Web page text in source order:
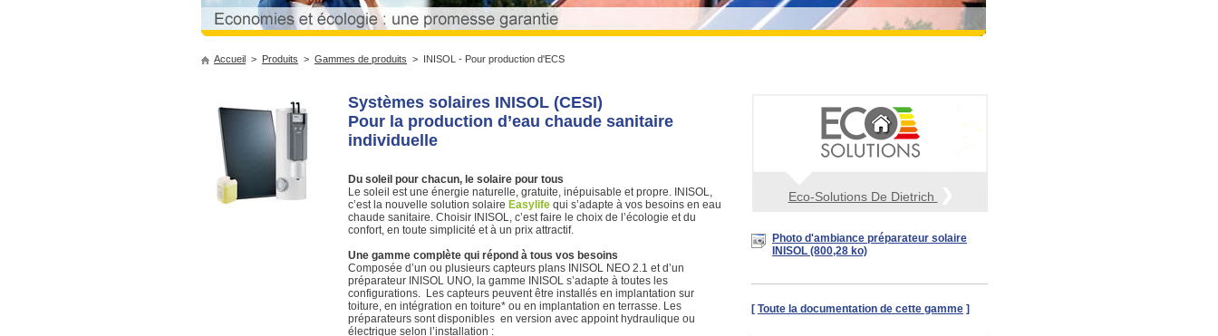
Accueil > Produits > Gammes de produits > INISOL - Pour production d'ECS
Systèmes solaires INISOL (CESI)
Pour la production d’eau chaude sanitaire
individuelle
Du soleil pour chacun, le solaire pour tous
Le soleil est une énergie naturelle, gratuite, inépuisable et propre. INISOL,
c’est la nouvelle solution solaire Easylife qui s’adapte à vos besoins en eau
chaude sanitaire. Choisir INISOL, c’est faire le choix de l’écologie et du
confort, en toute simplicité et à un prix attractif.
Une gamme complète qui répond à tous vos besoins
Composée d’un ou plusieurs capteurs plans INISOL NEO 2.1 et d’un
préparateur INISOL UNO, la gamme INISOL s’adapte à toutes les
configurations. Les capteurs peuvent être installés en implantation sur
toiture, en intégration en toiture* ou en implantation en terrasse. Les
préparateurs sont disponibles en version avec appoint hydraulique ou
électrique selon l’installation :
Eco-Solutions De Dietrich
Photo d'ambiance préparateur solaire
INISOL (800,28 ko)
[ Toute la documentation de cette gamme ]